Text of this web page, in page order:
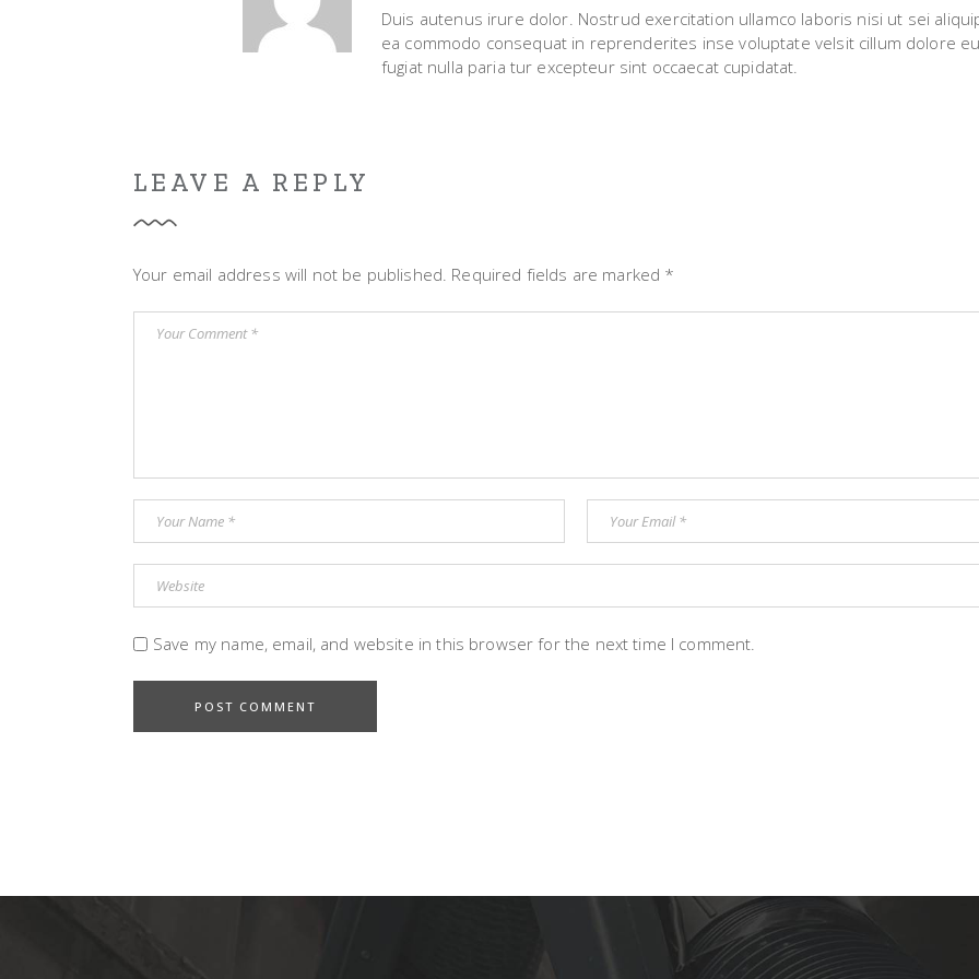
Duis autenus irure dolor. Nostrud exercitation ullamco laboris nisi ut sei
ea commodo consequat in reprenderites inse voluptate velsit cillum dolore eu
fugiat nulla paria tur excepteur sint occaecat cupidatat.
LEAVE A REPLY
Your email address will not be published. Required fields are marked *
Save my name, email, and website in this browser for the next time I comment.
POST COMMENT